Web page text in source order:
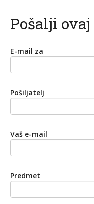
Pošalji
E-mail za
Pošiljatelj
Vaš e-mail
Predmet